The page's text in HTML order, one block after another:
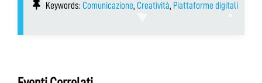
Keywords: Comunicazione, Creatività, Piattaforme digitali